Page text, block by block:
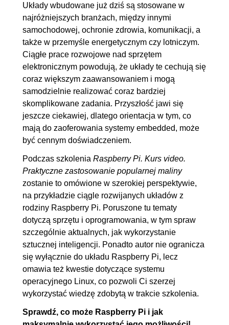
3.1. Wstęp
00:00:18
3.2. Lokalne tworzenie
3.3. Usuwanie błędów i
optymalizacja programu
3.4. Programowanie zdalne w
00:20:51
3.5. Podsumowanie 00:00:17
4. Zacznijmy od GPIO 00:23:11
4.2. Korzystanie z interfejsu
GPIO
00:03:34
4.3. Jak sterować urządzeniami
przez GPIO (przekaźnik,
buczek, przycisk, dioda LED)
00:14:14
4.4. Jak skorzystać z PWMa za
pomocą interfejsu (sterowanie
jasnoscia LED)
00:04:55
4.5. Podsumowanie 00:00:10
5. Jak rozmawiać z kontrolerem?
Układy wbudowane już dziś są stosowane w
najróżniejszych branżach, między innymi
samochodowej, ochronie zdrowia, komunikacji, a
także w przemyśle energetycznym czy lotniczym.
Ciągłe prace rozwojowe nad sprzętem
elektronicznym powodują, że układy te cechują się
coraz większym zaawansowaniem i mogą
samodzielnie realizować coraz bardziej
skomplikowane zadania. Przyszłość jawi się
jeszcze ciekawiej, dlatego orientacja w tym, co
mają do zaoferowania systemy embedded, może
być cennym doświadczeniem.
Podczas szkolenia Raspberry Pi. Kurs video.
Praktyczne zastosowanie popularnej maliny
zostanie to omówione w szerokiej perspektywie,
na przykładzie ciągle rozwijanych układów z
rodziny Raspberry Pi. Poruszone tu tematy
dotyczą sprzętu i oprogramowania, w tym spraw
szczególnie aktualnych, jak wykorzystanie
sztucznej inteligencji. Ponadto autor nie ogranicza
się wyłącznie do układu Raspberry Pi, lecz
omawia też kwestie dotyczące systemu
operacyjnego Linux, co pozwoli Ci szerzej
wykorzystać wiedzę zdobytą w trakcie szkolenia.
Sprawdź, co może Raspberry Pi i jak